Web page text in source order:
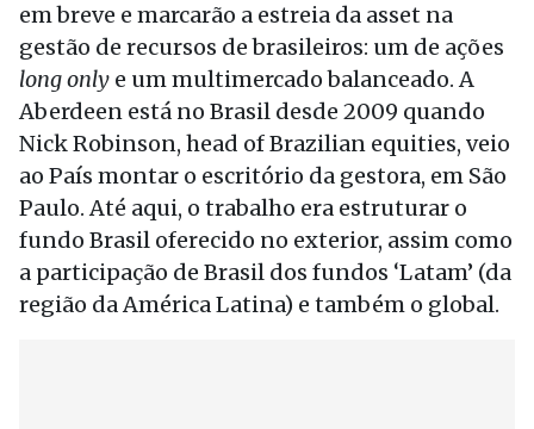
em breve e marcarão a estreia da asset na
gestão de recursos de brasileiros: um de ações
long only e um multimercado balanceado. A
Aberdeen está no Brasil desde 2009 quando
Nick Robinson, head of Brazilian equities, veio
ao País montar o escritório da gestora, em São
Paulo. Até aqui, o trabalho era estruturar o
fundo Brasil oferecido no exterior, assim como
a participação de Brasil dos fundos ‘Latam’ (da
região da América Latina) e também o global.